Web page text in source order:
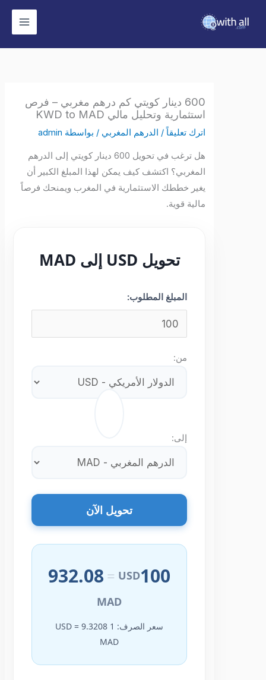
600 دينار كويتي كم درهم مغربي – فرص
استثمارية وتحليل مالي KWD to MAD
اترك تعليقاً /الدرهم المغربي/ بواسطة admin
هل ترغب في تحويل 600 دينار كويتي إلى الدرهم
المغربي؟ اكتشف كيف يمكن لهذا المبلغ الكبير أن
يغير خططك الاستثمارية في المغرب ويمنحك فرصاً
مالية قوية.
تحويل USD إلى MAD
المبلغ المطلوب:
تحويل الآن
100
USD
=
932.08
MAD
سعر الصرف: 1 USD = 9.3208